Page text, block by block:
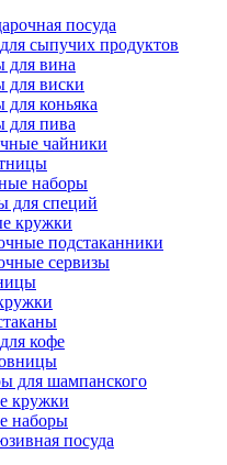
посуда
сыпучих продуктов
для вина
для виски
для коньяка
для пива
чайники
наборы
для специй
кружки
подстаканники
сервизы
кофе
для шампанского
кружки
наборы
посуда